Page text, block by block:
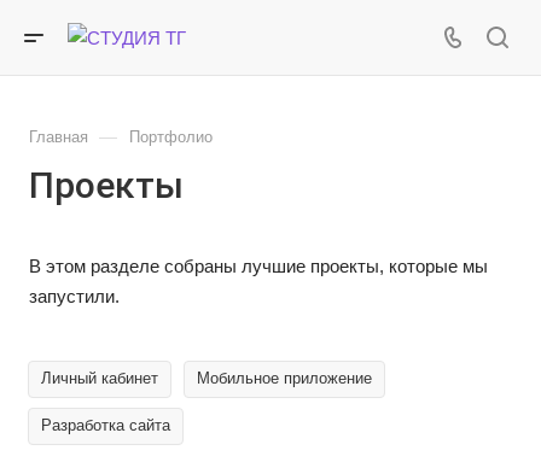
Главная — Портфолио
Проекты
В этом разделе собраны лучшие проекты, которые мы
запустили.
Личный кабинет Мобильное приложение
Разработка сайта